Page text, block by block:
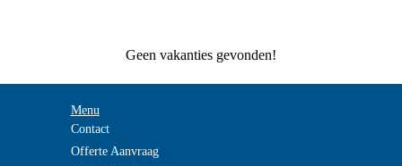
Geen vakanties gevonden!
Menu
Contact
Offerte Aanvraag